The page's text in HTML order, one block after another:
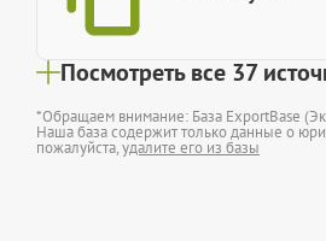
Посмотреть все 37
*Обращаем внимание: База ExportBase
Наша база содержит только данные о
пожалуйста,удалите его из базы